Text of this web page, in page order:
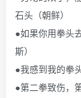
石头（朝鲜）
●如果你用拳头
斯）
●我感到我的拳
●第二拳致伤，